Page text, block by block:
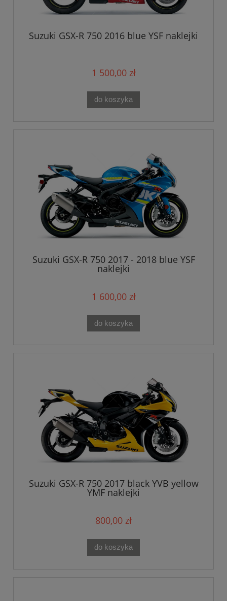
Suzuki GSX-R 750 2016 blue YSF naklejki
1 500,00 zł
do koszyka
Suzuki GSX-R 750 2017 - 2018 blue YSF
naklejki
1 600,00 zł
do koszyka
Suzuki GSX-R 750 2017 black YVB yellow
YMF naklejki
800,00 zł
do koszyka